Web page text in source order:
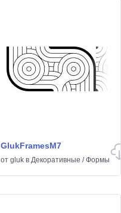
GlukFramesM7
от gluk в Декоративные /Формы